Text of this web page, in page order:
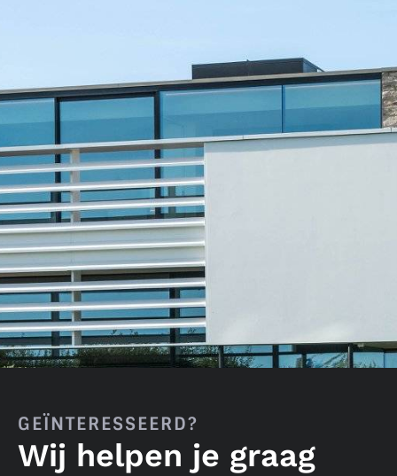
GEÏNTERESSEERD?
Wij helpen je graag